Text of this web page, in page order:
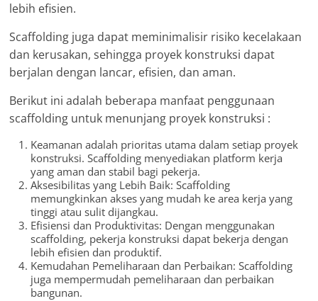
lebih efisien.
Scaffolding juga dapat meminimalisir risiko kecelakaan
dan kerusakan, sehingga proyek konstruksi dapat
berjalan dengan lancar, efisien, dan aman.
Berikut ini adalah beberapa manfaat penggunaan
scaffolding untuk menunjang proyek konstruksi :
Keamanan adalah prioritas utama dalam setiap proyek
konstruksi. Scaffolding menyediakan platform kerja
yang aman dan stabil bagi pekerja.
Aksesibilitas yang Lebih Baik: Scaffolding
memungkinkan akses yang mudah ke area kerja yang
tinggi atau sulit dijangkau.
Efisiensi dan Produktivitas: Dengan menggunakan
scaffolding, pekerja konstruksi dapat bekerja dengan
lebih efisien dan produktif.
Kemudahan Pemeliharaan dan Perbaikan: Scaffolding
juga mempermudah pemeliharaan dan perbaikan
bangunan.